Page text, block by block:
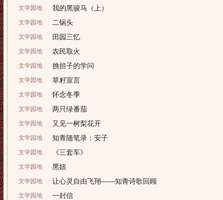
文学园地 我的黑骏马（上）
文学园地 二锅头
文学园地 田园三忆
文学园地 农民取火
文学园地 挑担子的学问
文学园地 草籽宣言
文学园地 怀念冬季
文学园地 两只绿番茄
文学园地 又见一树梨花开
文学园地 知青随笔录：安子
文学园地 《三套车》
文学园地 黑妞
文学园地 让心灵自由飞翔——知青诗歌回顾
文学园地 一封信